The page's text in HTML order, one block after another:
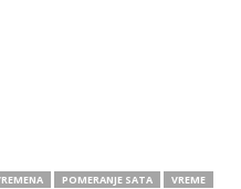
POMERANJE SATA VREME